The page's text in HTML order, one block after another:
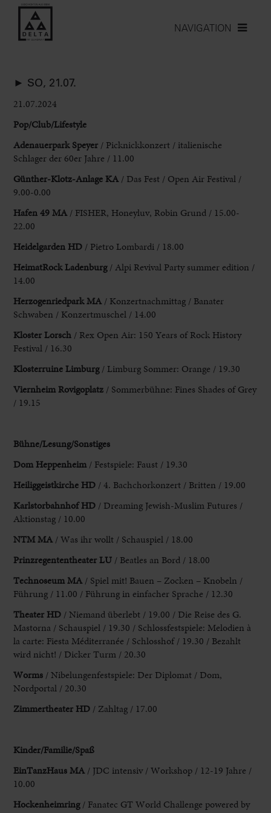
NAVIGATION
► SO, 21.07.
21.07.2024
Pop/Club/Lifestyle
Adenauerpark Speyer / Picknickkonzert / italienische
Schlager der 60er Jahre / 11.00
Günther-Klotz-Anlage KA / Das Fest / OpenAir Festival /
9.00-0.00
Hafen 49 MA / FISHER, Honeyluv, Robin Grund / 15.00-
22.00
Heidelgarden HD / Pietro Lombardi / 18.00
HeimatRock Ladenburg / Alpi Revival Party summer edition /
14.00
Herzogenriedpark MA / Konzertnachmittag / Banater
Schwaben / Konzertmuschel / 14.00
Kloster Lorsch / Rex Open Air: 150 Years of Rock History
Festival / 16.30
Klosterruine Limburg/ Limburg Sommer: Orange / 19.30
Viernheim Rovigoplatz / Sommerbühne: Fines Shades of Grey
/ 19.15
Bühne/Lesung/Sonstiges
Dom Heppenheim / Festspiele: Faust / 19.30
Heiliggeistkirche HD / 4. Bachchorkonzert / Britten / 19.00
Karlstorbahnhof HD / Dreaming Jewish-Muslim Futures /
Aktionstag / 10.00
NTM MA / Was ihr wollt / Schauspiel / 18.00
Prinzregententheater LU / Beatles an Bord / 18.00
Technoseum MA / Spiel mit! Bauen – Zocken – Knobeln /
Führung / 11.00 / Führung in einfacher Sprache / 12.30
Theater HD / Niemand überlebt / 19.00 / Die Reise des G.
Mastorna / Schauspiel / 19.30 / Schlossfestspiele: Melodien à
la carte: Fiesta Méditerranée / Schlosshof / 19.30 / Bezahlt
wird nicht! / Dicker Turm / 20.30
Worms / Nibelungenfestspiele: Der Diplomat / Dom,
Nordportal / 20.30
Zimmertheater HD / Zahltag / 17.00
Kinder/Familie/Spaß
EinTanzHaus MA / JDC intensiv / Workshop / 12-19 Jahre /
10.00
Hockenheimring / Fanatec GT World Challenge powered by